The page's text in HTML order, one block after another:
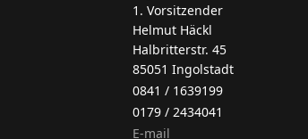
1. Vorsitzender
Helmut Häckl
Halbritterstr. 45
85051 Ingolstadt
0841 / 1639199
0179 / 2434041
E-mail